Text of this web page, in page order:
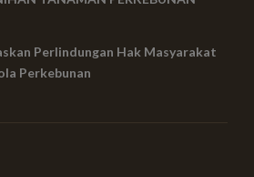
Perlindungan Hak Masyarakat
Perkebunan